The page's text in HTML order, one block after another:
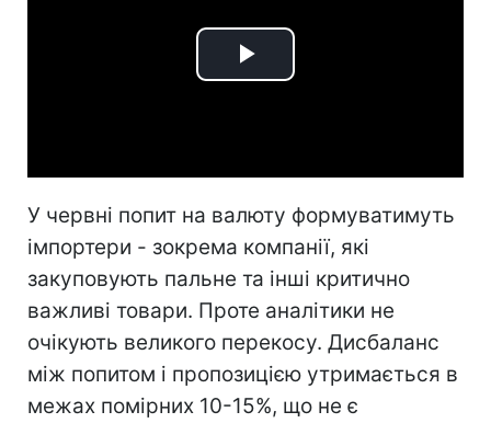
Play
У червні попит на валюту формуватимуть
імпортери - зокрема компанії, які
закуповують пальне та інші критично
важливі товари. Проте аналітики не
очікують великого перекосу. Дисбаланс
між попитом і пропозицією утримається в
межах помірних 10-15%, що не є